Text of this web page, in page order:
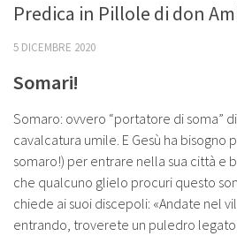
Predica in Pillole di don
5 DICEMBRE 2020
Somari!
Somaro: ovvero “portatore di soma”
cavalcatura umile. E Gesù ha bisogno
somaro!) per entrare nella sua città e
che qualcuno glielo procuri questo
chiede ai suoi discepoli: «Andate nel
entrando, troverete un puledro